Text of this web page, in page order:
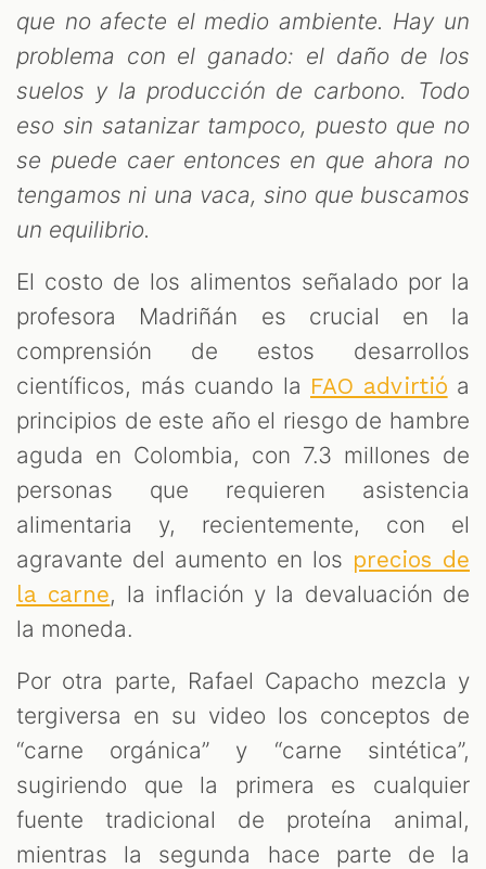
que no afecte el medio ambiente. Hay un
problema con el ganado: el daño de los
suelos y la producción de carbono. Todo
eso sin satanizar tampoco, puesto que no
se puede caer entonces en que ahora no
tengamos ni una vaca, sino que buscamos
un equilibrio.
El costo de los alimentos señalado por la
profesora Madriñán es crucial en la
comprensión de estos desarrollos
científicos, más cuando la FAO advirtió a
principios de este año el riesgo de hambre
aguda en Colombia, con 7.3 millones de
personas que requieren asistencia
alimentaria y, recientemente, con el
agravante del aumento en los precios de
la carne, la inflación y la devaluación de
la moneda.
Por otra parte, Rafael Capacho mezcla y
tergiversa en su video los conceptos de
“carne orgánica” y “carne sintética”,
sugiriendo que la primera es cualquier
fuente tradicional de proteína animal,
mientras la segunda hace parte de la